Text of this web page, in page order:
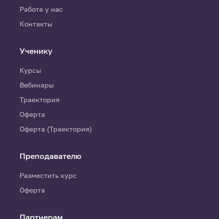
Работа у нас
Контакты
Ученику
Курсы
Вебинары
Траектория
Оферта
Оферта (Траектория)
Преподавателю
Разместить курс
Оферта
Партнерам